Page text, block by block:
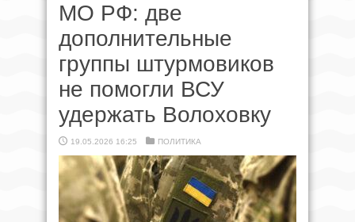
МО РФ: две
дополнительные
группы штурмовиков
не помогли ВСУ
удержать Волоховку
19.05.2026 16:25 ПОЛИТИКА